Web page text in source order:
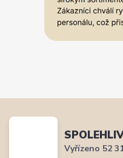
Vyřízeno 52